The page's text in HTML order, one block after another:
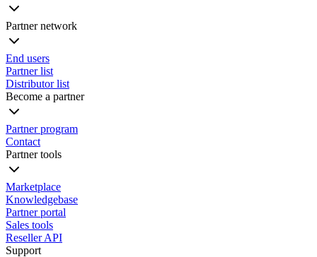
Partner network
End users
Partner list
Distributor list
Become a partner
Partner program
Contact
Partner tools
Marketplace
Knowledgebase
Partner portal
Sales tools
Reseller API
Support